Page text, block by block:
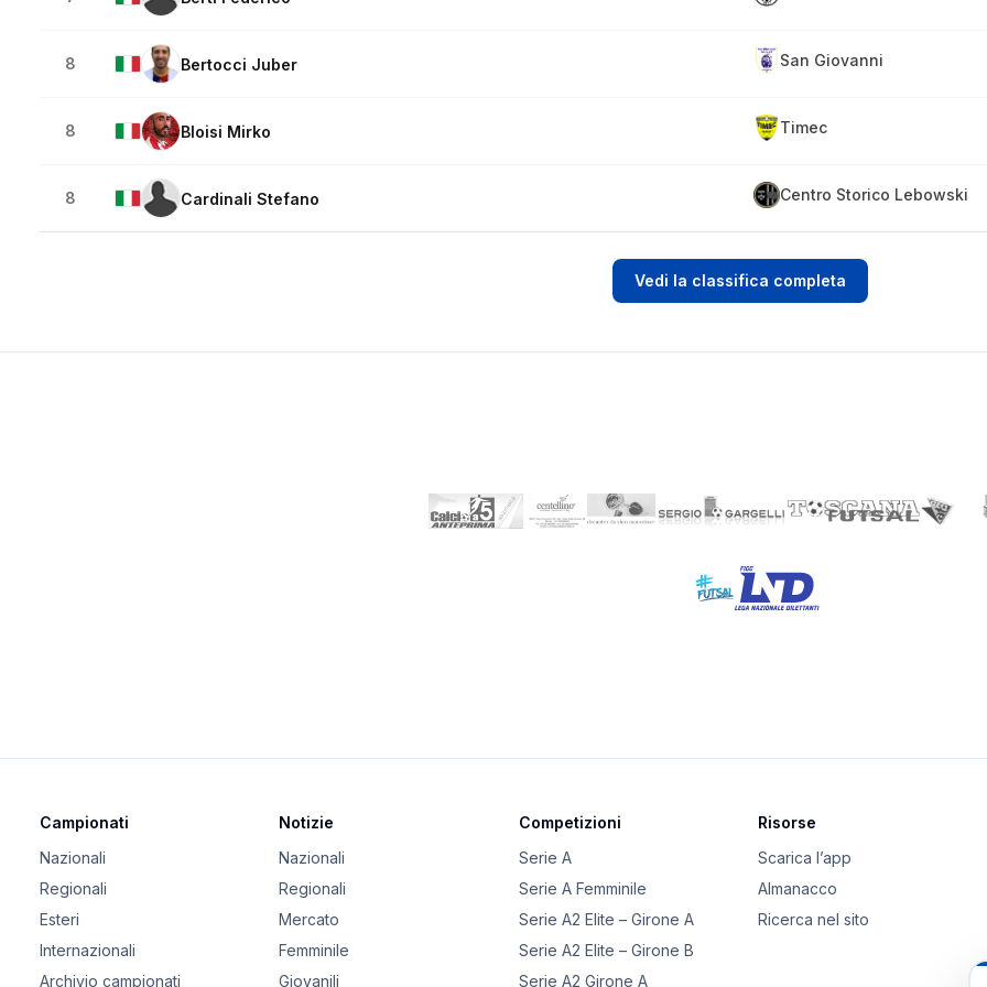
8 Bertocci Juber San Giovanni
8 Bloisi Mirko Timec
8 Cardinali Stefano Centro Storico Lebowski
Vedi la classifica completa
Campionati
Nazionali
Regionali
Esteri
Internazionali
Archivio campionati
Notizie
Nazionali
Regionali
Mercato
Femminile
Giovanili
Competizioni
Serie A
Serie A Femminile
Serie A2 Elite – Girone A
Serie A2 Elite – Girone B
Serie A2 Girone A
Risorse
Scarica l’app
Almanacco
Ricerca nel sito